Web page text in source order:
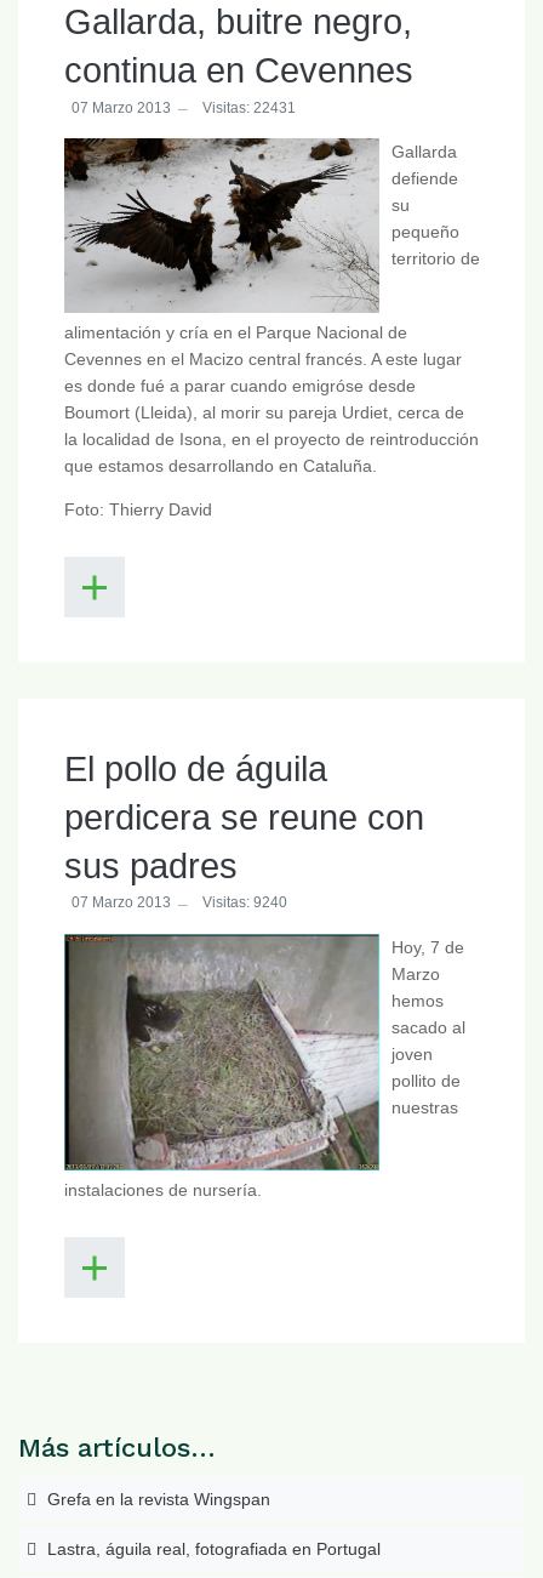
Gallarda, buitre negro,
continua en Cevennes
07 Marzo 2013 Visitas: 22431
Gallarda
defiende
su
pequeño
territorio de
alimentación y cría en el Parque Nacional de
Cevennes en el Macizo central francés. A este lugar
es donde fué a parar cuando emigróse desde
Boumort (Lleida), al morir su pareja Urdiet, cerca de
la localidad de Isona, en el proyecto de reintroducción
que estamos desarrollando en Cataluña.
Foto: Thierry David
El pollo de águila
perdicera se reune con
sus padres
07 Marzo 2013 Visitas: 9240
Hoy, 7 de
Marzo
hemos
sacado al
joven
pollito de
nuestras
instalaciones de nursería.
Más artículos…
Grefa en la revista Wingspan
Lastra, águila real, fotografiada en Portugal